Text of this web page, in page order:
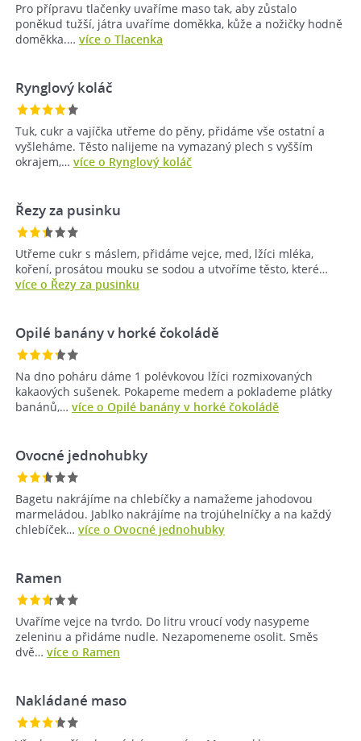
Pro přípravu tlačenky uvaříme maso tak, aby zůstalo
poněkud tužší, játra uvaříme doměkka, kůže a nožičky hodně
doměkka.… více o Tlacenka
Rynglový koláč
Tuk, cukr a vajíčka utřeme do pěny, přidáme vše ostatní a
vyšleháme. Těsto nalijeme na vymazaný plech s vyšším
okrajem,… více o Rynglový koláč
Řezy za pusinku
Utřeme cukr s máslem, přidáme vejce, med, lžíci mléka,
koření, prosátou mouku se sodou a utvoříme těsto, které…
více o Řezy za pusinku
Opilé banány v horké čokoládě
Na dno poháru dáme 1 polévkovou lžíci rozmixovaných
kakaových sušenek. Pokapeme medem a poklademe plátky
banánů,… více o Opilé banány v horké čokoládě
Ovocné jednohubky
Bagetu nakrájíme na chlebíčky a namažeme jahodovou
marmeládou. Jablko nakrájíme na trojúhelníčky a na každý
chlebíček… více o Ovocné jednohubky
Ramen
Uvaříme vejce na tvrdo. Do litru vroucí vody nasypeme
zeleninu a přidáme nudle. Nezapomeneme osolit. Směs
dvě… více o Ramen
Nakládané maso